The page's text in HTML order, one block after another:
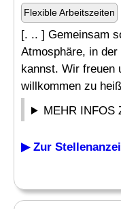
Flexible Arbeitszeiten
[. .. ] Gemeinsam
Atmosphäre, in
kannst. Wir freuen
willkommen zu
MEHR INFOS
▶ Zur